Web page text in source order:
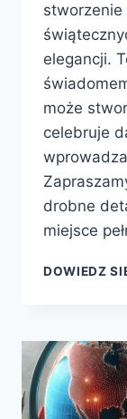
elegancji.
może
celebruje
drobne
miejsce
DOWIEDZ